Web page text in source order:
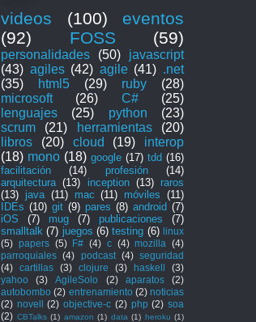
videos (100)
eventos
(92)
FOSS (59)
personalidades (50)
javascript
(43) agiles (42) agile (41) .net
(35)
html5 (29) ruby
(28)
microsoft
(26) C#
(25)
lenguajes
(25) python
(23)
scrum
(21) herramientas
(20)
libros
(20) cloud (19)
interop
(18) mono (18) google (17) tdd (16)
facilitación
(14) profesión
(14)
arquitectura (13) inception (13)
raros
(13) java (11) mac (11) móviles
(11)
IDEs (10) git (9) pares (8) android (7)
iOS
(7) mug (7) publicaciones
(7)
smalltalk (7) juegos (6) testing (6) linux
(5) papers (5) F# (4) c (4) mozilla
(4)
parroquiales (4) podcast (4) seguridad
(4)
cartillas (3) clojure (3) haskell
(3)
yahoo
(3) AgileSolo (2) aparatos
(2)
autobombo (2) entrenamiento (2) noticias
(2) novell (2) objective-c (2) php (2) soa
(2) CBTalks (1) amazon (1) data (1) heroku (1)